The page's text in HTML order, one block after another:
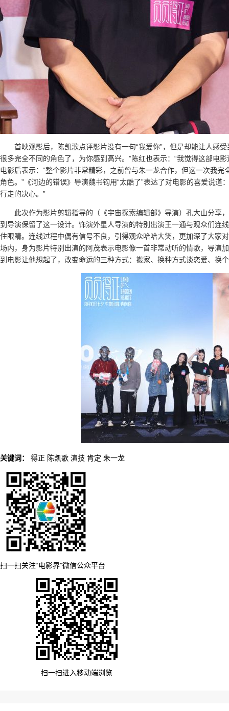
首映观影后，陈凯歌点评影片没有一句“我爱你”，但是却能让人感
很多完全不同的角色了，为你感到高兴。”陈红也表示：“我觉得这部电
电影后表示：“整个影片非常精彩，之前曾与朱一龙合作，但这一次我
角色。”《河边的错误》导演魏书钧用“太酷了”表达了对电影的喜爱说
行走的决心。”
此次作为影片剪辑指导的（《宇宙探索编辑部》导演）孔大山分享
到导演保留了这一设计。饰演外星人导演的特别出演王一通与观众们连
住眼睛。连线过程中偶有信号不良，引得观众哈哈大笑，更加深了大家
场内，身为影片特别出演的阿茂表示电影像一首非常动听的情歌，导演
到电影让他想起了，改变命运的三种方式：搬家、换种方式谈恋爱、换
关键词： 得正 陈凯歌 演技 肯定 朱一龙
扫一扫关注“电影界”微信公众平台
扫一扫进入移动端浏览